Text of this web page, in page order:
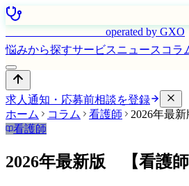
operated by GXO
悩みから探すサービスニュース コラ
求人通知・応募前相談を登録
ホーム
コラム 看護師
2026年最
看護師
2026年最新版 【看護